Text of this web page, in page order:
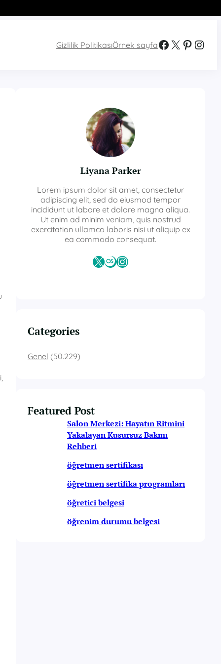
Gizlilik PolitikasıÖrnek sayfaFacebook X Pinterest Instagram
Liyana Parker
Lorem ipsum dolor sit amet, consectetur
adipiscing elit, sed do eiusmod tempor
incididunt ut labore et dolore magna aliqua.
Ut enim ad minim veniam, quis nostrud
exercitation ullamco laboris nisi ut aliquip ex
ea commodo consequat.
X Last.fmInstagram
Categories
Genel (50.229)
Featured Post
Salon Merkezi: Hayatın Ritmini
Yakalayan Kusursuz Bakım
Rehberi
öğretmen sertifikası
öğretmen sertifika programları
öğretici belgesi
öğrenim durumu belgesi